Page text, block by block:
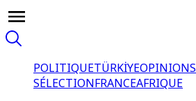
POLITIQUETÜRKİYEOPINIONS
SÉLECTIONFRANCEAFRIQUE